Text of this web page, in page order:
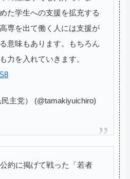
た学生への支援を拡充する
専を出て働く人には支援が
意味もあります。もちろん
力を入れていきます。
主党） (@tamakiyuichiro)
約に掲げて戦った「若者